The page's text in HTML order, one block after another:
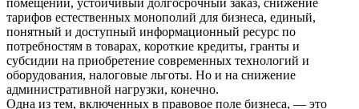
помещений, устойчивый долгосрочный заказ, снижение
тарифов естественных монополий для бизнеса, единый,
понятный и доступный информационный ресурс по
потребностям в товарах, короткие кредиты, гранты и
субсидии на приобретение современных технологий и
оборудования, налоговые льготы. Но и на снижение
административной нагрузки, конечно.
Одна из тем, включенных в правовое поле бизнеса, — это